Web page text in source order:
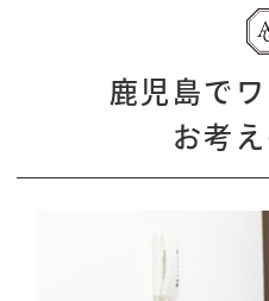
鹿児島で
お考